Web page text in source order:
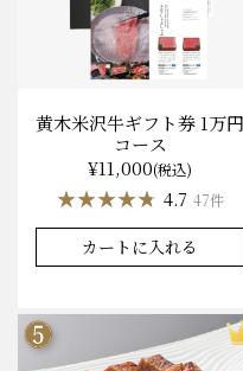
黄木米沢牛ギフト券 1万円
コース
¥11,000(税込)
★★★★★
★★★★★ 4.7 47件
カートに入れる